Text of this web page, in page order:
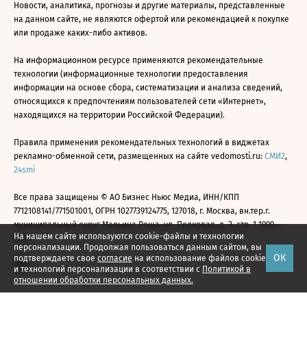
На нашем сайте используются cookie-файлы и технологии
персонализации. Продолжая пользоваться данным сайтом, вы
подтверждаете свое согласие на использование файлов cookie
и технологий персонализации в соответствии с Политикой в
отношении обработки персональных данных.
ОК
Новости, аналитика, прогнозы и другие материалы, представленные
на данном сайте, не являются офертой или рекомендацией к покупке
или продаже каких-либо активов.
На информационном ресурсе применяются рекомендательные
технологии (информационные технологии предоставления
информации на основе сбора, систематизации и анализа сведений,
относящихся к предпочтениям пользователей сети «Интернет»,
находящихся на территории Российской Федерации).
Правила применения рекомендательных технологий в виджетах
рекламно-обменной сети, размещенных на сайте vedomosti.ru: СМИ2,
24smi
Все права защищены © АО Бизнес Ньюс Медиа, ИНН/КПП
7712108141/771501001, ОГРН 1027739124775, 127018, г. Москва, вн.тер.г.
муниципальный округ Марьина Роща, ул. Полковая, д. 3, стр. 1 1999—
2026